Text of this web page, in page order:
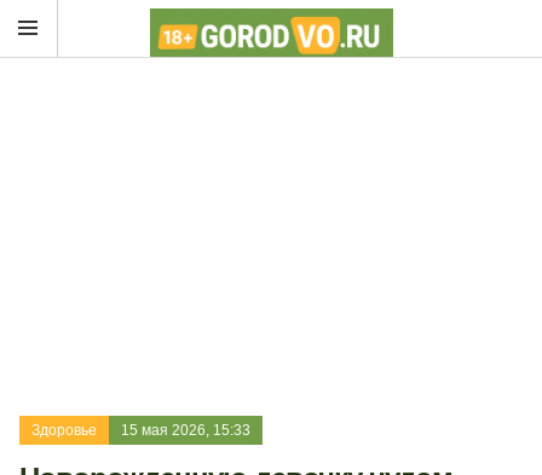
Здоровье 15 мая 2026, 15:33